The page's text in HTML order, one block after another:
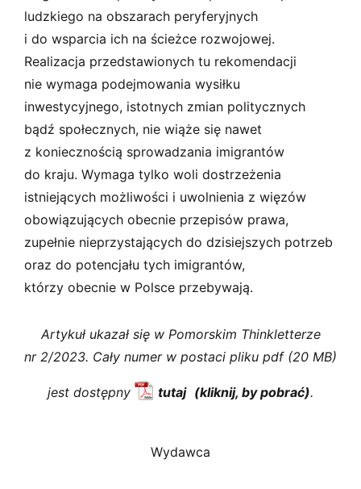
ludzkiego na obszarach peryferyjnych
i do wsparcia ich na ścieżce rozwojowej.
Realizacja przedstawionych tu rekomendacji
nie wymaga podejmowania wysiłku
inwestycyjnego, istotnych zmian politycznych
bądź społecznych, nie wiąże się nawet
z koniecznością sprowadzania imigrantów
do kraju. Wymaga tylko woli dostrzeżenia
istniejących możliwości i uwolnienia z więzów
obowiązujących obecnie przepisów prawa,
zupełnie nieprzystających do dzisiejszych potrzeb
oraz do potencjału tych imigrantów,
którzy obecnie w Polsce przebywają.
Artykuł ukazał się w Pomorskim Thinkletterze
nr 2/2023. Cały numer w postaci pliku pdf (20 MB)
jest dostępny tutaj .
Wydawca